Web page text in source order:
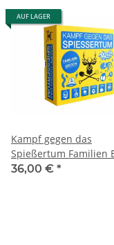
AUF LAGER
Kampf gegen das
Spießertum Familien
36,00 € *